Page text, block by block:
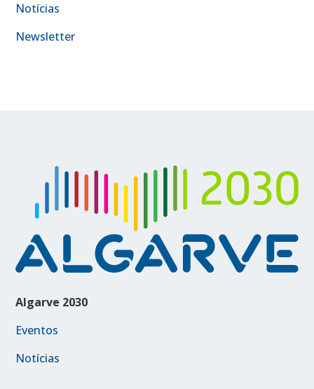
Notícias
Newsletter
Algarve 2030
Eventos
Notícias